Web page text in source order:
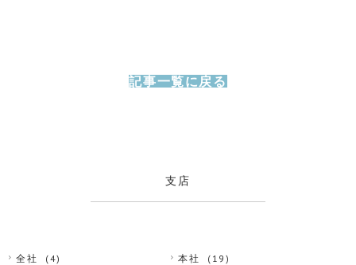
記事一覧に戻る
支店
全社 (4) 本社 (19)